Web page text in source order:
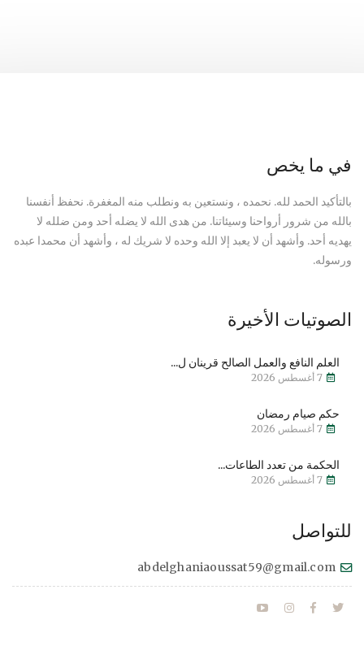
في ما يخص
بالتأكيد الحمد لله. نحمده ، ونستعين به ونطلب منه المغفرة. نحفظ أنفسنا
بالله من شرور أرواحنا وسيئاتنا. من هدى الله لا يضله أحد ومن ضلله لا
يهديه أحد. وأشهد أن لا يعبد إلا الله وحده لا شريك له ، وأشهد أن محمدا عبده
ورسوله.
الصوتيات الأخيرة
العلم النافع والعمل الصالح قرينان ل...
7 أغسطس 2026
حكم صيام رمضان
7 أغسطس 2026
الحكمة من تعدد الطاعات...
7 أغسطس 2026
للتواصل
abdelghaniaoussat59@gmail.com